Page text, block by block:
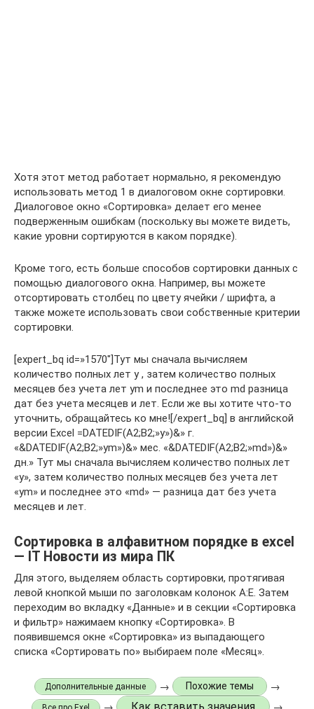
Хотя этот метод работает нормально, я рекомендую
использовать метод 1 в диалоговом окне сортировки.
Диалоговое окно «Сортировка» делает его менее
подверженным ошибкам (поскольку вы можете видеть,
какие уровни сортируются в каком порядке).
Кроме того, есть больше способов сортировки данных с
помощью диалогового окна. Например, вы можете
отсортировать столбец по цвету ячейки / шрифта, а
также можете использовать свои собственные критерии
сортировки.
[expert_bq id=»1570″]Тут мы сначала вычисляем
количество полных лет y , затем количество полных
месяцев без учета лет ym и последнее это md разница
дат без учета месяцев и лет. Если же вы хотите что-то
уточнить, обращайтесь ко мне![/expert_bq] в английской
версии Excel =DATEDIF(A2;B2;»y»)&» г.
«&DATEDIF(A2;B2;»ym»)&» мес. «&DATEDIF(A2;B2;»md»)&»
дн.» Тут мы сначала вычисляем количество полных лет
«y», затем количество полных месяцев без учета лет
«ym» и последнее это «md» — разница дат без учета
месяцев и лет.
Сортировка в алфавитном порядке в excel
— IT Новости из мира ПК
Для этого, выделяем область сортировки, протягивая
левой кнопкой мыши по заголовкам колонок А:Е. Затем
переходим во вкладку «Данные» и в секции «Сортировка
и фильтр» нажимаем кнопку «Сортировка». В
появившемся окне «Сортировка» из выпадающего
списка «Сортировать по» выбираем поле «Месяц».
Дополнительные данные → Похожие темы →